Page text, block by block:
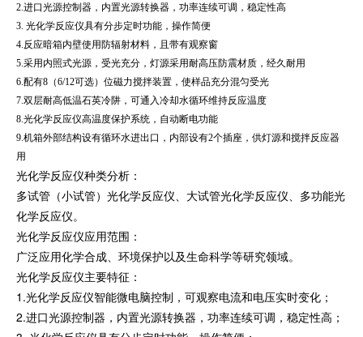
2.进口光源控制器，内置光源转换器，功率连续可调，稳定性高
3. 光化学反应仪具有分步定时功能，操作简便
4.反应暗箱内壁使用防辐射材料，且带有观察窗
5.采用内照式光源，受光充分，灯源采用耐高压防震材质，经久耐用
6.配有8（6/12可选）位磁力搅拌装置，使样品充分混匀受光
7.双层耐高低温石英冷阱，可通入冷却水循环维持反应温度
8.光化学反应仪高温度保护系统，自动断电功能
9.机箱外部结构设有循环水进出口，内部设有2个插座，供灯源和搅拌反应器
用
光化学反应仪种类分析：
多试管（小试管）光化学反应仪、大试管光化学反应仪、多功能光
化学反应仪。
光化学反应仪应用范围：
广泛应用化学合成、环境保护以及生命科学等研究领域。
光化学反应仪主要特征：
1.光化学反应仪智能微电脑控制，可观察电流和电压实时变化；
2.进口光源控制器，内置光源转换器，功率连续可调，稳定性高；